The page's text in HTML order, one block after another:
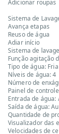
Adicionar roupas
Sistema de
Avança etapas
Reuso de água
Adiar início
Sistema de
Função agitação
Tipo de água: Fria
Níveis de água: 4
Número de
Painel de
Entrada de água:
Saída de água:
Quantidade de
Visualizador das
Velocidades de